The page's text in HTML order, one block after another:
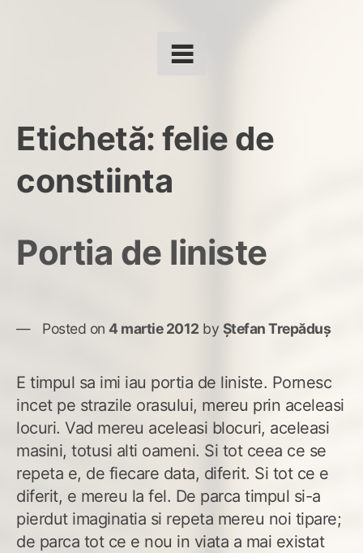
Etichetă: felie de
constiinta
Portia de liniste
Posted on 4 martie 2012 by Ștefan Trepăduș
E timpul sa imi iau portia de liniste. Pornesc
incet pe strazile orasului, mereu prin aceleasi
locuri. Vad mereu aceleasi blocuri, aceleasi
masini, totusi alti oameni. Si tot ceea ce se
repeta e, de fiecare data, diferit. Si tot ce e
diferit, e mereu la fel. De parca timpul si-a
pierdut imaginatia si repeta mereu noi tipare;
de parca tot ce e nou in viata a mai existat